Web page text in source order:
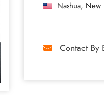
Nashua, New
Contact By